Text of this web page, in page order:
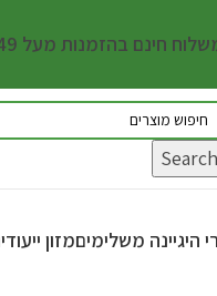
חינם בהזמנות מעל 349 ₪
Search
היגיינה משלימיםמזון ייעודי